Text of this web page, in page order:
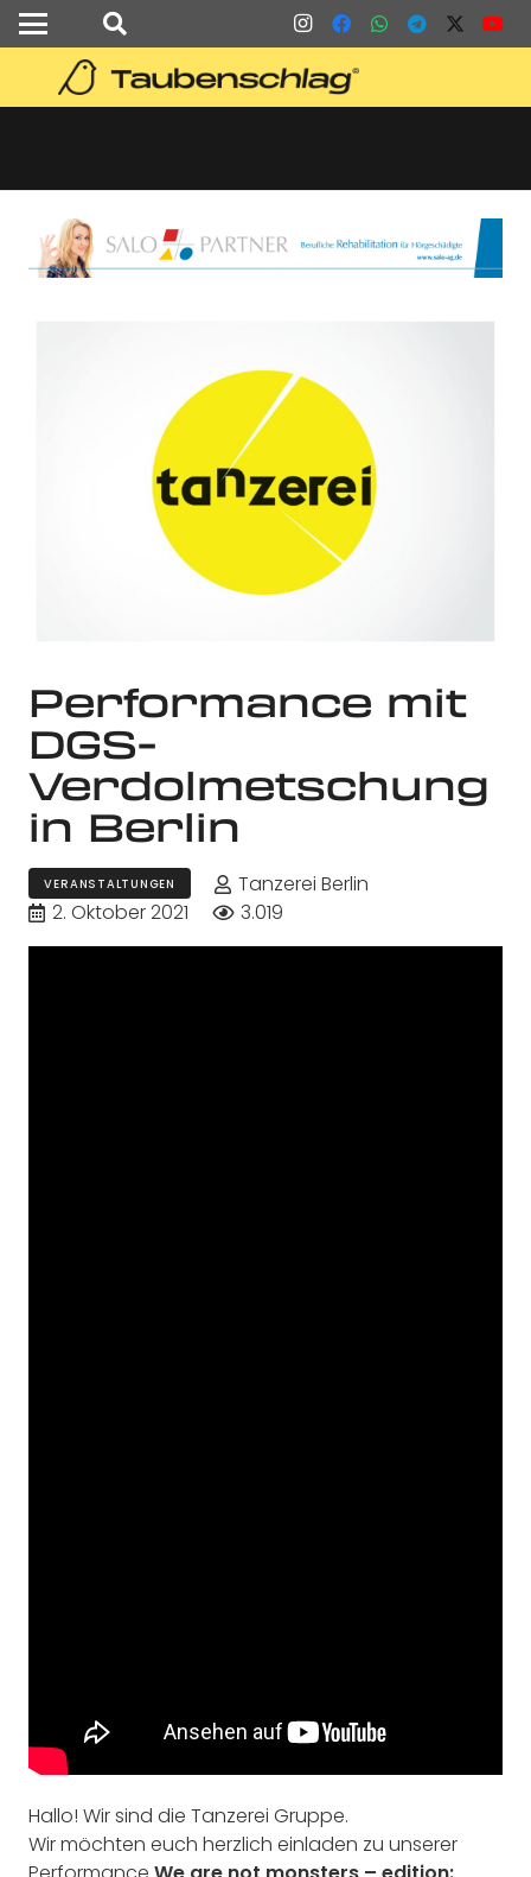
Performance mit
DGS-
Verdolmetschung
in Berlin
VERANSTALTUNGEN
Tanzerei Berlin
2. Oktober 2021
3.019
Hallo! Wir sind die Tanzerei Gruppe.
Wir möchten euch herzlich einladen zu unserer